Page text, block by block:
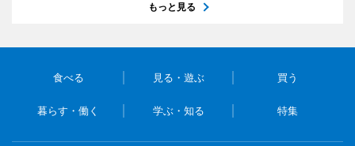
もっと見る
食べる 見る・遊ぶ 買う
暮らす・働く 学ぶ・知る 特集